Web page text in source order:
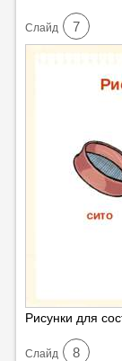
Cлайд 7
Рисунки для
Cлайд 8